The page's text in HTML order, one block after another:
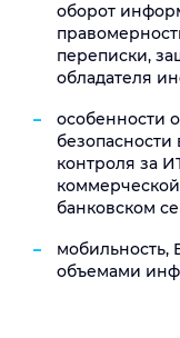
оборот
переписки,
обладателя
особенности
контроля за
банковском
мобильность,
объемами